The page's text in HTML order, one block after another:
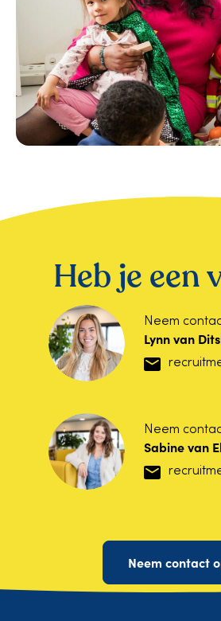
Heb je een
Neem
Lynn van
Neem
Sabine van
Neem contact